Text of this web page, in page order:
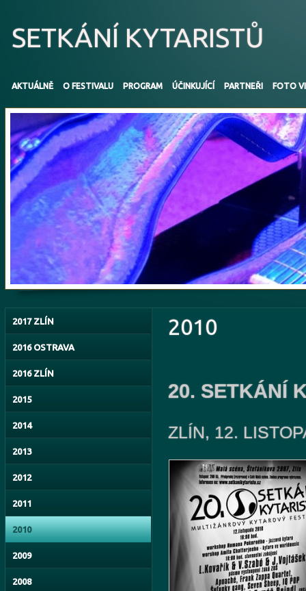
SETKÁNÍ KYTARISTŮ
AKTUÁLNĚ O FESTIVALU PROGRAM ÚČINKUJÍCÍ PARTNEŘI FOTO
2010
20. SETKÁNÍ
ZLÍN, 12.
2017 ZLÍN
2016 OSTRAVA
2016 ZLÍN
2015
2014
2013
2012
2011
2010
2009
2008